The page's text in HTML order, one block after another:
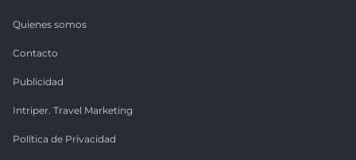
Quienes somos
Contacto
Publicidad
Intriper. Travel Marketing
Política de Privacidad